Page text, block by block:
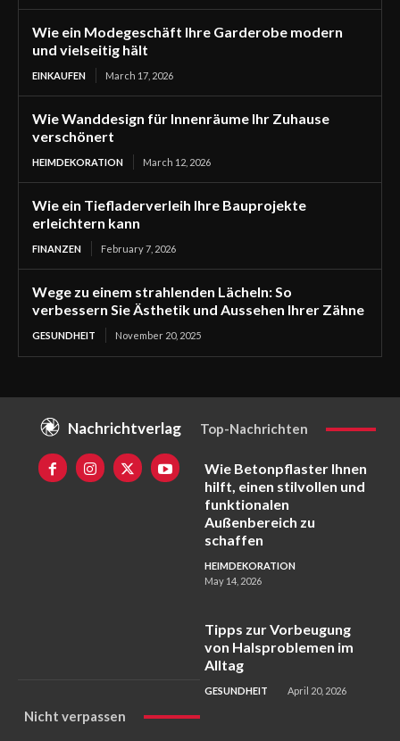
Wie ein Modegeschäft Ihre Garderobe modern
und vielseitig hält
EINKAUFEN March 17, 2026
Wie Wanddesign für Innenräume Ihr Zuhause
verschönert
HEIMDEKORATION March 12, 2026
Wie ein Tiefladerverleih Ihre Bauprojekte
erleichtern kann
FINANZEN February 7, 2026
Wege zu einem strahlenden Lächeln: So
verbessern Sie Ästhetik und Aussehen Ihrer Zähne
GESUNDHEIT November 20, 2025
Nachrichtverlag Top-Nachrichten
Wie Betonpflaster Ihnen
hilft, einen stilvollen und
funktionalen
Außenbereich zu
schaffen
HEIMDEKORATION
May 14, 2026
Tipps zur Vorbeugung
von Halsproblemen im
Alltag
GESUNDHEIT April 20, 2026
Nicht verpassen